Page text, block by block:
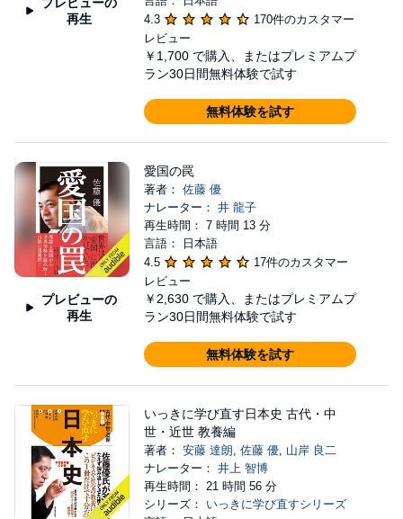
再生
4.3
170件のカスタマー
レビュー
￥1,700 で購入、またはプレミアムプ
ラン30日間無料体験で試す
無料体験を試す
プレビューの
再生
愛国の罠
著者： 佐藤 優
ナレーター： 井 龍子
再生時間： 7 時間 13 分
言語： 日本語
4.5
17件のカスタマー
レビュー
￥2,630 で購入、またはプレミアムプ
ラン30日間無料体験で試す
無料体験を試す
いっきに学び直す日本史 古代・中
世・近世 教養編
著者： 安藤 達朗, 佐藤 優, 山岸 良二
ナレーター： 井上 智博
再生時間： 21 時間 56 分
シリーズ： いっきに学び直すシリーズ